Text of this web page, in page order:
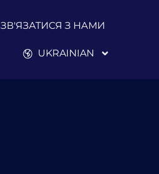
ЗВ'ЯЗАТИСЯ З НАМИ
UKRAINIAN